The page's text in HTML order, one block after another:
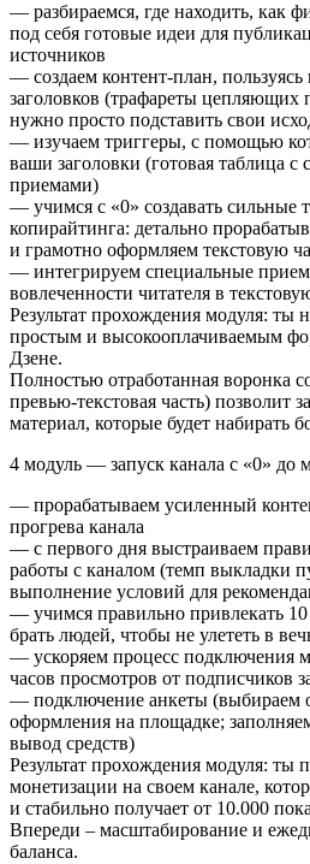
— разбираемся, где находить, как
под себя готовые идеи для
источников
— создаем контент-план,
заголовков (трафареты цепляющих
нужно просто подставить свои
— изучаем триггеры, с помощью
ваши заголовки (готовая таблица
приемами)
— учимся с «0» создавать сильные
копирайтинга: детально
и грамотно оформляем текстовую
— интегрируем специальные
вовлеченности читателя в
Результат прохождения модуля: ты
простым и высокооплачиваемым
Дзене.
Полностью отработанная воронка
превью-текстовая часть) позволит
материал, которые будет набирать
4 модуль — запуск канала с «0» до
— прорабатываем усиленный
прогрева канала
— с первого дня выстраиваем
работы с каналом (темп выкладки
выполнение условий для
— учимся правильно привлекать
брать людей, чтобы не улететь в
— ускоряем процесс подключения
часов просмотров от подписчиков
— подключение анкеты (выбираем
оформления на площадке;
вывод средств)
Результат прохождения модуля: ты
монетизации на своем канале,
и стабильно получает от 10.000
Впереди – масштабирование и
баланса.